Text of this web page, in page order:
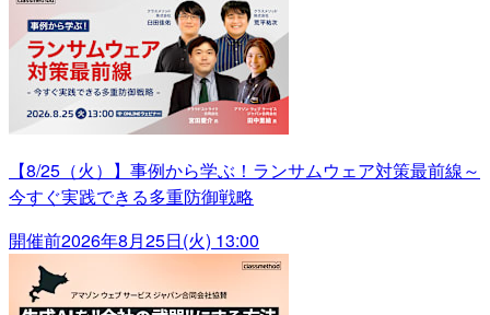
【8/25（火）】事例から学ぶ！ランサムウェア対策最前線～
今すぐ実践できる多重防御戦略
開催前2026年8月25日(火) 13:00